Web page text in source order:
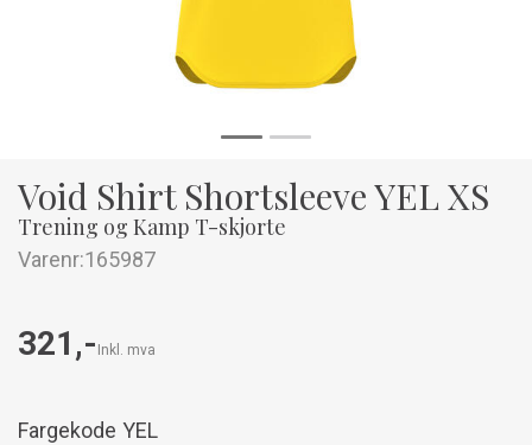
Void Shirt Shortsleeve YEL XS
Trening og Kamp T-skjorte
Varenr:165987
321,- Inkl. mva
Fargekode YEL